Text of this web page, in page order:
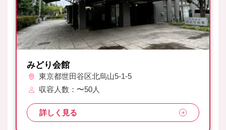
みどり会館
東京都世田谷区北烏山5-1-5
収容人数：〜50人
詳しく見る